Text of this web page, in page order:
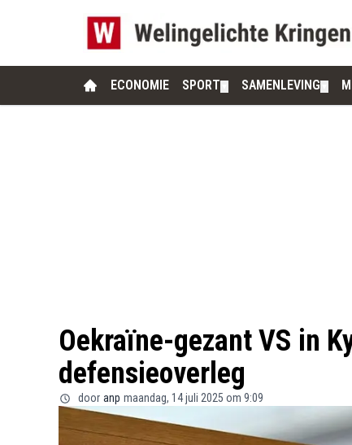
ECONOMIE SPORT SAMENLEVING
Oekraïne-gezant VS in
defensieoverleg
door anp maandag, 14 juli 2025 om 9:09